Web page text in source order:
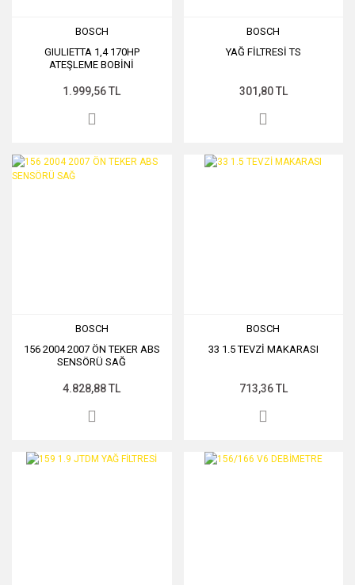
BOSCH
GIULIETTA 1,4 170HP
ATEŞLEME BOBİNİ
1.999,56 TL
BOSCH
YAĞ FİLTRESİ TS
301,80 TL
BOSCH
156 2004 2007 ÖN TEKER ABS
SENSÖRÜ SAĞ
4.828,88 TL
BOSCH
33 1.5 TEVZİ MAKARASI
713,36 TL